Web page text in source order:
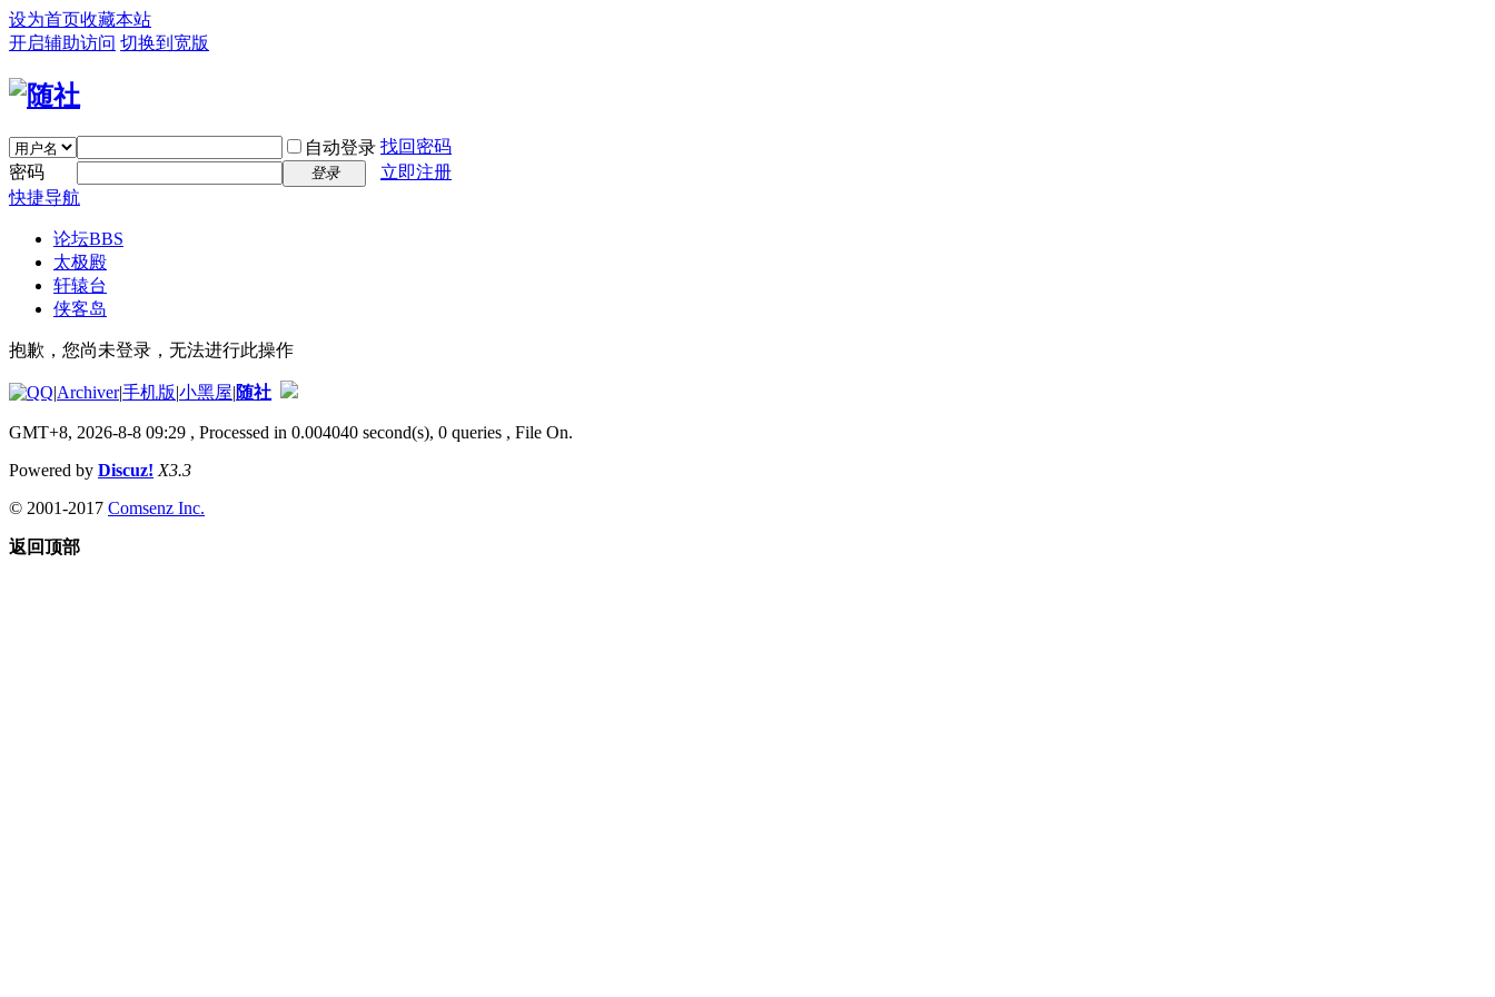
设为首页收藏本站
开启辅助访问 切换到宽版
自动登录 找回密码
密码
登录
立即注册
快捷导航
论坛BBS
太极殿
轩辕台
侠客岛
抱歉，您尚未登录，无法进行此操作
|Archiver|手机版|小黑屋|随社
GMT+8, 2026-8-8 09:29 , Processed in 0.004040 second(s), 0 queries , File On.
Powered by Discuz! X3.3
© 2001-2017 Comsenz Inc.
返回顶部